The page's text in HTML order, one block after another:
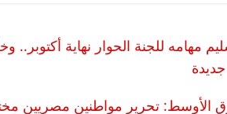
مهامه للجنة الحوار نهاية أكتوبر..
الأوسط: تحرير مواطنين مصريين